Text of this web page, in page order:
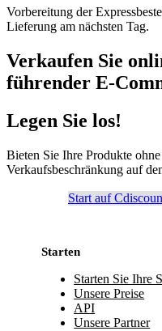
Vorbereitung der
Lieferung am nächsten Tag.
Verkaufen Sie
führender E-
Legen Sie los!
Bieten Sie Ihre Produkte
Verkaufsbeschränkung auf
Start auf
Starten
Starten Sie Ihre
Unsere Preise
API
Unsere Partner